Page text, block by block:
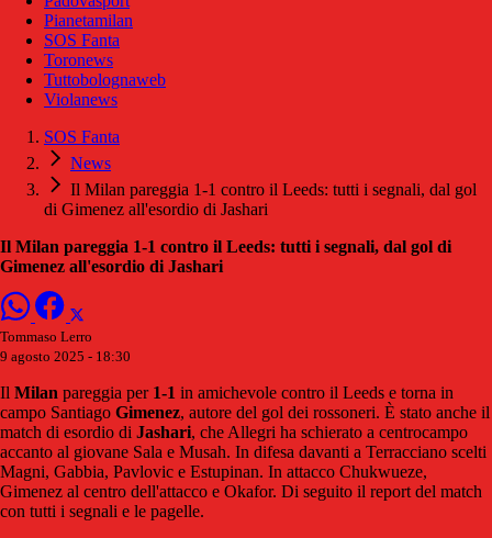
Pianetamilan
SOS Fanta
Toronews
Tuttobolognaweb
Violanews
SOS Fanta
News
Il Milan pareggia 1-1 contro il Leeds: tutti i segnali, dal gol
di Gimenez all'esordio di Jashari
Il Milan pareggia 1-1 contro il Leeds: tutti i segnali, dal gol di
Gimenez all'esordio di Jashari
Tommaso Lerro
9 agosto 2025 - 18:30
Il Milan pareggia per 1-1 in amichevole contro il Leeds e torna in
campo Santiago Gimenez, autore del gol dei rossoneri. È stato anche il
match di esordio di Jashari, che Allegri ha schierato a centrocampo
accanto al giovane Sala e Musah. In difesa davanti a Terracciano scelti
Magni, Gabbia, Pavlovic e Estupinan. In attacco Chukwueze,
Gimenez al centro dell'attacco e Okafor. Di seguito il report del match
con tutti i segnali e le pagelle.